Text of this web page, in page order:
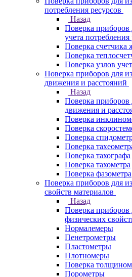
потребления ресурсов
Назад
Поверка приборов
учета потребления
Поверка счетчика
Поверка
Поверка узлов
Поверка приборов для
движения и расстояний
Назад
Поверка приборов
движения и
Поверка
Поверка
Поверка
Поверка
Поверка тахографа
Поверка тахометра
Поверка фазометра
Поверка приборов для
свойств материалов
Назад
Поверка приборов
физических
Нормалемеры
Пенетрометры
Пластометры
Плотномеры
Поверка
Порометры